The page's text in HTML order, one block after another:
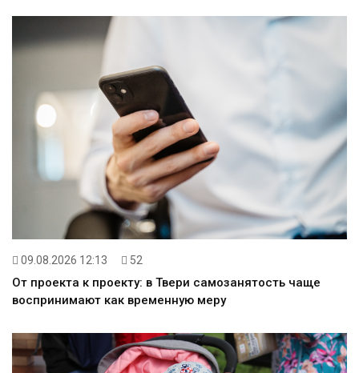
09.08.2026 12:13 52
От проекта к проекту: в Твери самозанятость чаще
воспринимают как временную меру